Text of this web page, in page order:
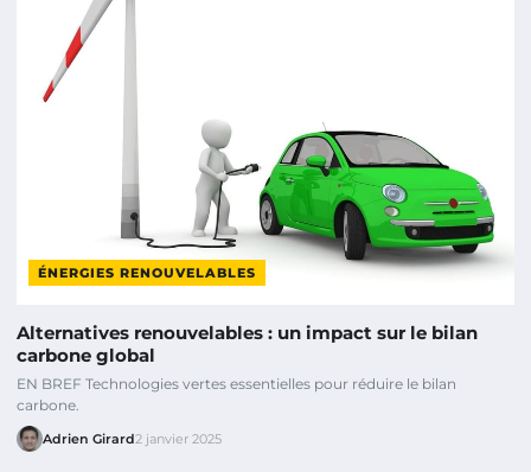
ÉNERGIES RENOUVELABLES
Alternatives renouvelables : un impact sur le bilan
carbone global
EN BREF Technologies vertes essentielles pour réduire le bilan
carbone.
Adrien Girard2 janvier 2025